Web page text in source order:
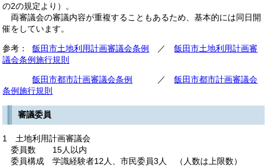
の2の規定より）。
両審議会の審議内容が重複することもあるため、基本的には同日開
催をしています。
参考：飯田市土地利用計画審議会条例 ／飯田市土地利用計画審
議会条例施行規則
飯田市都市計画審議会条例 ／飯田市都市計画審議会
条例施行規則
審議委員
1 土地利用計画審議会
委員数 15人以内
委員構成 学識経験者12人、市民委員3人 （人数は上限数）